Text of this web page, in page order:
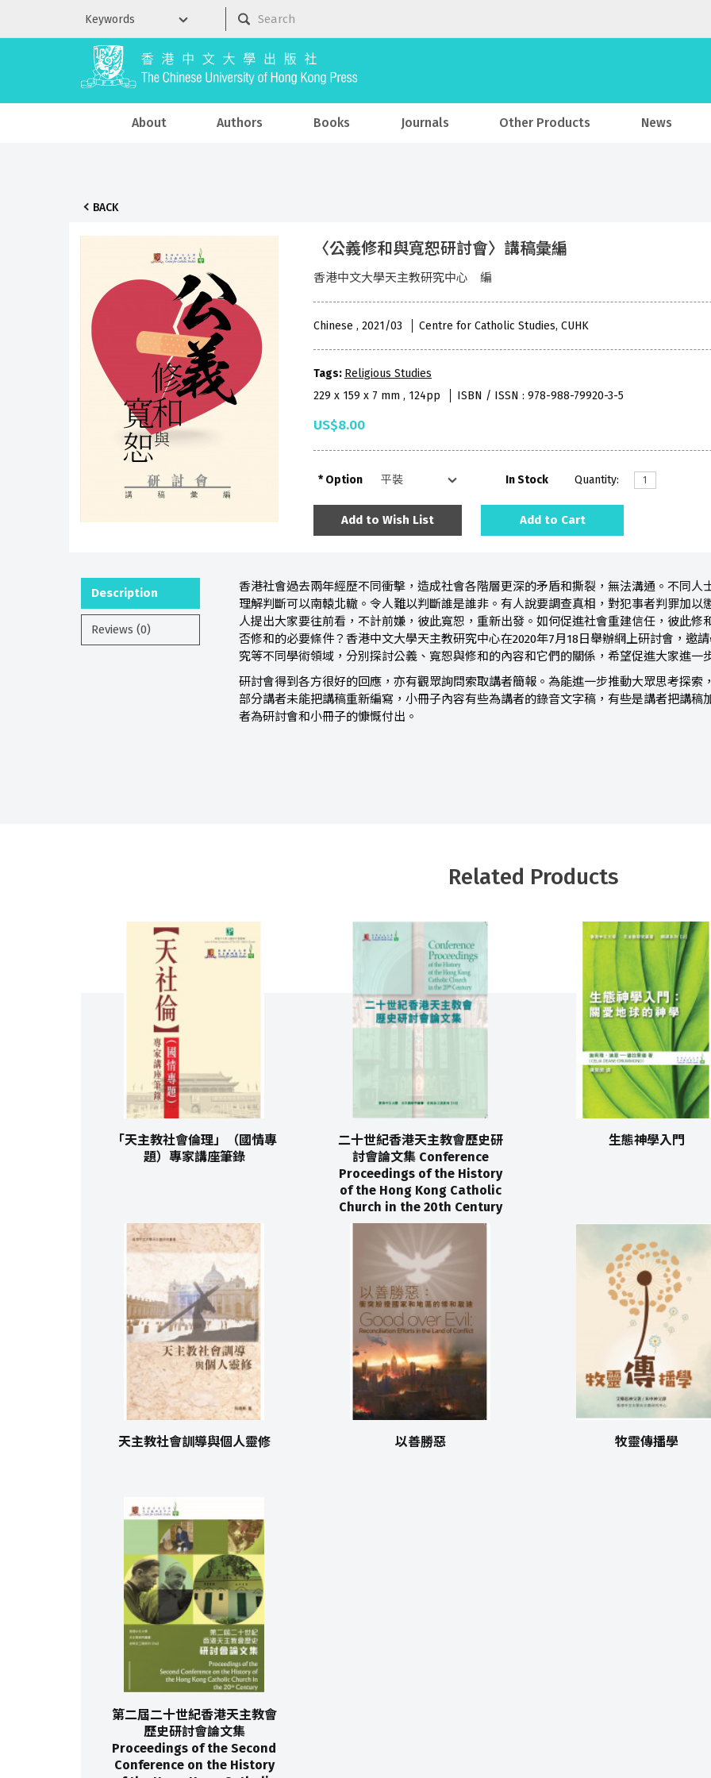
About Authors Books Journals Other Products News
BACK
〈公義修和與寬恕研討會〉講稿彙編
香港中文大學天主教研究中心 編
Chinese , 2021/03 Centre for Catholic Studies, CUHK
Tags: Religious Studies
229 x 159 x 7 mm , 124pp
ISBN / ISSN : 978-988-79920-3-5
US$8.00
Option In Stock Quantity:
Add to Wish List Add to Cart
Description
Reviews (0)
香港社會過去兩年經歷不同衝擊，造成社會各階層更深的矛盾和撕裂，無法溝通。不同
理解判斷可以南轅北轍。令人難以判斷誰是誰非。有人說要調查真相，對犯事者判罪加
人提出大家要往前看，不計前嫌，彼此寬恕，重新出發。如何促進社會重建信任，彼此
否修和的必要條件？香港中文大學天主教研究中心在2020年7月18日舉辦網上研討會，邀
究等不同學術領域，分別探討公義、寬恕與修和的內容和它們的關係，希望促進大家進一
研討會得到各方很好的回應，亦有觀眾詢問索取講者簡報。為能進一步推動大眾思考探
部分講者未能把講稿重新編寫，小冊子內容有些為講者的錄音文字稿，有些是講者把講
者為研討會和小冊子的慷慨付出。
Related Products
「天主教社會倫理」（國情專
題）專家講座筆錄
二十世紀香港天主教會歷史研
討會論文集 Conference
Proceedings of the History
of the Hong Kong Catholic
Church in the 20th Century
生態神學入門
天主教社會訓導與個人靈修 以善勝惡 牧靈傳播學
第二屆二十世紀香港天主教會
歷史研討會論文集
Proceedings of the Second
Conference on the History